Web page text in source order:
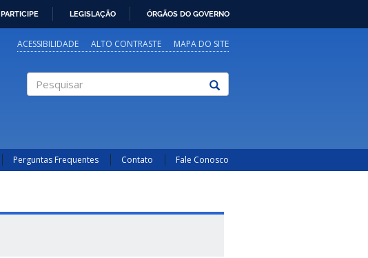
PARTICIPE LEGISLAÇÃO ÓRGÃOS DO GOVERNO
ACESSIBILIDADE ALTO CONTRASTE MAPA DO SITE
Perguntas Frequentes Contato Fale Conosco